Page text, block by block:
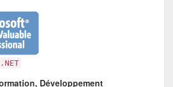
Développement